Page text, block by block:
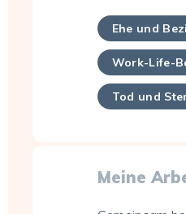
Ehe und
Work-Life-
Tod und
Meine